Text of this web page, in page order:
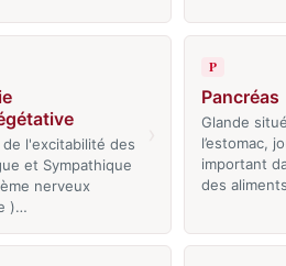
l'excitabilité des
et Sympathique
nerveux
)…
P
Pancréas
Glande
l’estomac,
important
des